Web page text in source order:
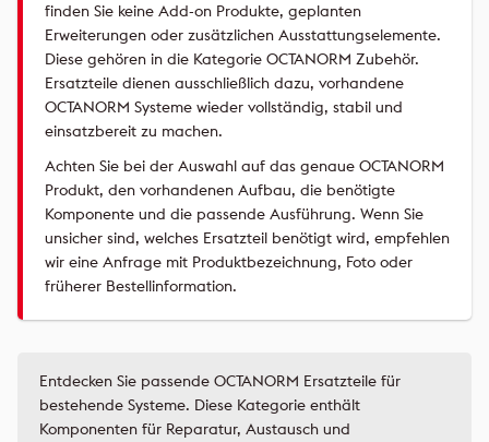
finden Sie keine Add-on Produkte, geplanten
Erweiterungen oder zusätzlichen Ausstattungselemente.
Diese gehören in die Kategorie OCTANORM Zubehör.
Ersatzteile dienen ausschließlich dazu, vorhandene
OCTANORM Systeme wieder vollständig, stabil und
einsatzbereit zu machen.
Achten Sie bei der Auswahl auf das genaue OCTANORM
Produkt, den vorhandenen Aufbau, die benötigte
Komponente und die passende Ausführung. Wenn Sie
unsicher sind, welches Ersatzteil benötigt wird, empfehlen
wir eine Anfrage mit Produktbezeichnung, Foto oder
früherer Bestellinformation.
Entdecken Sie passende OCTANORM Ersatzteile für
bestehende Systeme. Diese Kategorie enthält
Komponenten für Reparatur, Austausch und